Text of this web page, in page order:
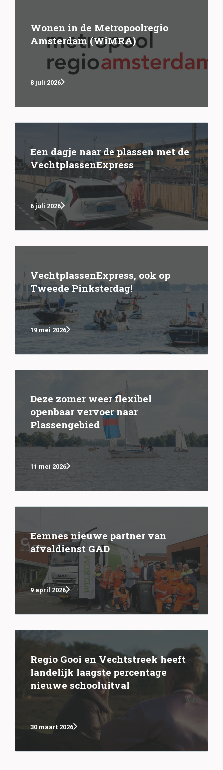
Wonen in de Metropoolregio
Amsterdam (WiMRA)
8 juli 2026
Een dagje naar de plassen met de
VechtplassenExpress
6 juli 2026
VechtplassenExpress, ook op
Tweede Pinksterdag!
19 mei 2026
Deze zomer weer flexibel
openbaar vervoer naar
Plassengebied
11 mei 2026
Eemnes nieuwe partner van
afvaldienst GAD
9 april 2026
Regio Gooi en Vechtstreek heeft
landelijk laagste percentage
nieuwe schooluitval
30 maart 2026